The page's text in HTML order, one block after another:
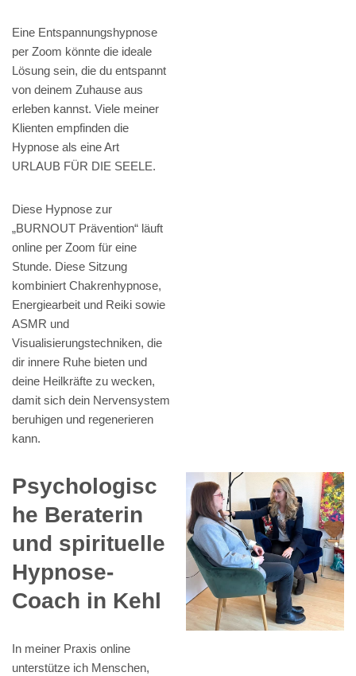
Eine Entspannungshypnose
per Zoom könnte die ideale
Lösung sein, die du entspannt
von deinem Zuhause aus
erleben kannst. Viele meiner
Klienten empfinden die
Hypnose als eine Art
URLAUB FÜR DIE SEELE.
Diese Hypnose zur
„BURNOUT Prävention“ läuft
online per Zoom für eine
Stunde. Diese Sitzung
kombiniert Chakrenhypnose,
Energiearbeit und Reiki sowie
ASMR und
Visualisierungstechniken, die
dir innere Ruhe bieten und
deine Heilkräfte zu wecken,
damit sich dein Nervensystem
beruhigen und regenerieren
kann.
Psychologisc
he Beraterin
und spirituelle
Hypnose-
Coach in Kehl
In meiner Praxis online
unterstütze ich Menschen,